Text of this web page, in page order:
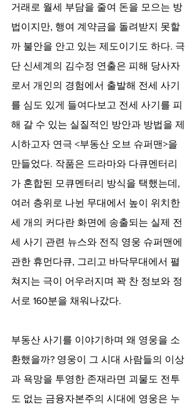
거래로 월세 부담을 줄여 돈을 모으는 방
법이지만, 행여 계약금을 돌려받지 못할
까 불안을 안고 있는 제도이기도 하다. 극
단 신세계의 김수정 연출은 피해 당사자
로서 개인의 경험에서 출발해 전세 사기
를 심도 있게 들여다보고 전세 사기를 피
해 갈 수 있는 실질적인 방안과 방법을 제
시하고자 연극 <부동산 오브 슈퍼맨>을
만들었다. 작품은 드라마와 다큐멘터리
가 혼합된 모큐멘터리 방식을 택했는데,
여러 층위로 나뉜 무대에서 높이 위치한
세 개의 커다란 화면에 송출되는 실제 전
세 사기 관련 뉴스와 전직 영웅 슈퍼맨에
관한 휴먼다큐, 그리고 바닥무대에서 펼
쳐지는 극이 어우러지며 꽉 찬 정보와 정
서로 160분을 채워나갔다.
부동산 사기를 이야기하며 왜 영웅을 소
환했을까? 영웅이 그 시대 사람들의 이상
과 욕망을 투영한 존재라면 괴물도 전투
도 없는 금융자본주의 시대에 영웅은 누